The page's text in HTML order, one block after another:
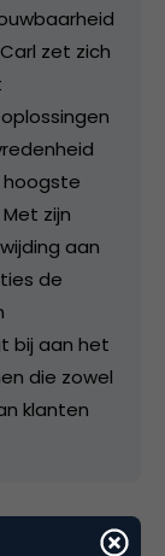
zet zich
hoogste
zijn
aan
de
bij aan het
die zowel
klanten